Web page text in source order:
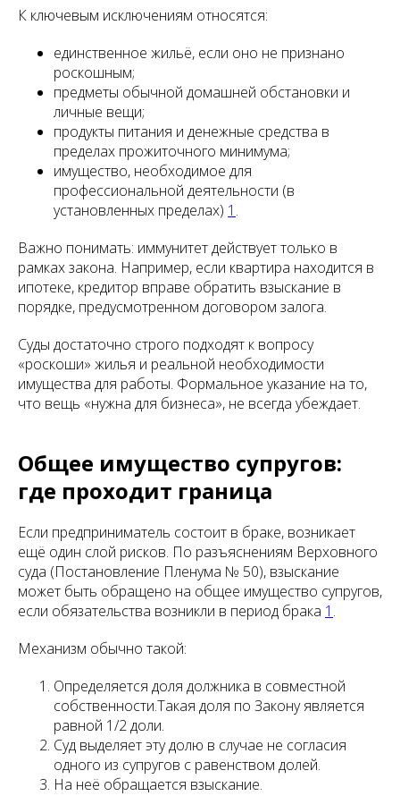
К ключевым исключениям относятся:
единственное жильё, если оно не признано
роскошным;
предметы обычной домашней обстановки и
личные вещи;
продукты питания и денежные средства в
пределах прожиточного минимума;
имущество, необходимое для
профессиональной деятельности (в
установленных пределах) 1 .
Важно понимать: иммунитет действует только в
рамках закона. Например, если квартира находится в
ипотеке, кредитор вправе обратить взыскание в
порядке, предусмотренном договором залога.
Суды достаточно строго подходят к вопросу
«роскоши» жилья и реальной необходимости
имущества для работы. Формальное указание на то,
что вещь «нужна для бизнеса», не всегда убеждает.
Общее имущество супругов:
где проходит граница
Если предприниматель состоит в браке, возникает
ещё один слой рисков. По разъяснениям Верховного
суда (Постановление Пленума № 50), взыскание
может быть обращено на общее имущество супругов,
если обязательства возникли в период брака 1 .
Механизм обычно такой:
Определяется доля должника в совместной
собственности.Такая доля по Закону является
равной 1/2 доли.
Суд выделяет эту долю в случае не согласия
одного из супругов с равенством долей.
На неё обращается взыскание.